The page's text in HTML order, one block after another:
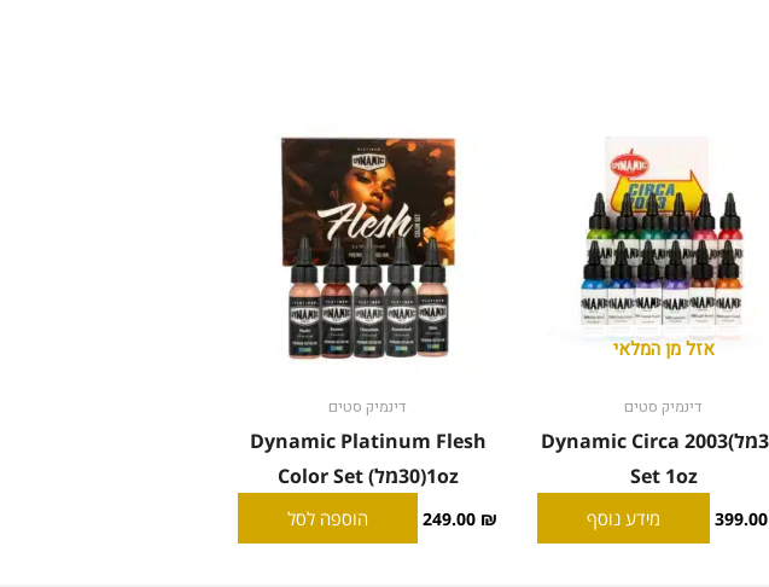
אזל מן המלאי
דינמיק סטים
(30מל)Dynamic Circa 2003
Set 1oz
399.00 מידע נוסף
דינמיק סטים
Dynamic Platinum Flesh
1oz(30מל) Color Set
249.00 ₪ הוספה לסל